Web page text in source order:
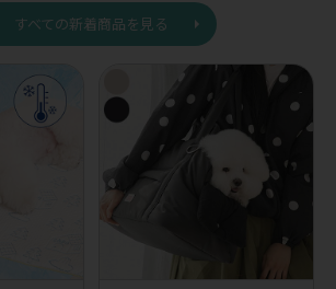
すべての新着商品を見る